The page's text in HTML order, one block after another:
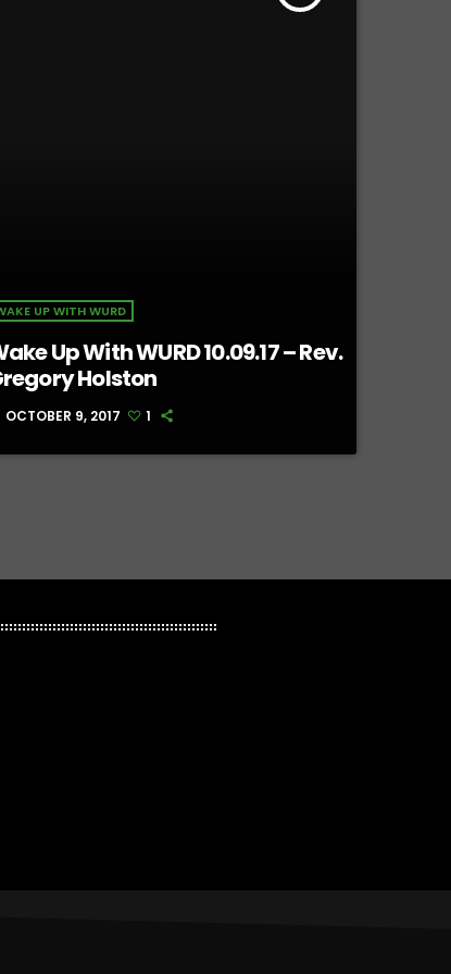
UP WITH WURD
Up With WURD 10.09.17 – Rev.
Holston
OCTOBER 9, 2017 1